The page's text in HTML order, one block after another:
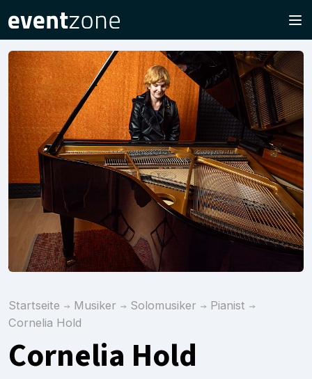
Startseite Musiker Solomusiker
Pianist
Cornelia Hold
Cornelia Hold